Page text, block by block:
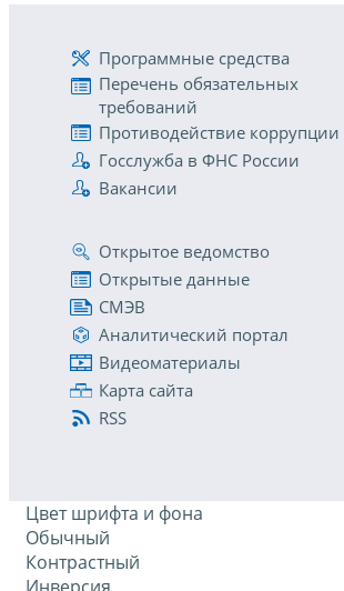
Программные средства
Перечень обязательных
требований
Противодействие коррупции
Госслужба в ФНС России
Вакансии
Открытое ведомство
Открытые данные
СМЭВ
Аналитический портал
Видеоматериалы
Карта сайта
RSS
Цвет шрифта и фона
Обычный
Контрастный